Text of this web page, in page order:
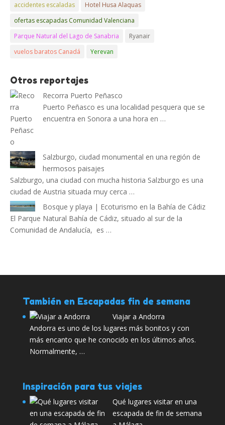
accidentes escaladas
Hotel Husa Alaquas
ofertas escapadas Comunidad Valenciana
Parque Natural del Lago de Sanabria
Ryanair
vuelos baratos Canadá
Yerevan
Otros reportajes
Recorra Puerto Peñasco
Puerto Peñasco es una localidad pesquera que se
encuentra en Sonora a una hora en …
Salzburgo, ciudad monumental en una región de
hermosos paisajes
Salzburgo, una ciudad con mucha historia Salzburgo es una
ciudad de Austria situada muy cerca …
Bosque y playa | Ecoturismo en la Bahía de Cádiz
El Parque Natural Bahía de Cádiz, situado al sur de la
Comunidad de Andalucía, es …
También en Escapadas fin de semana
Viajar a Andorra
Andorra es uno de los lugares más bonitos y con
más encanto que he conocido en los últimos años.
Normalmente, …
Inspiración para tus viajes
Qué lugares visitar en una
escapada de fin de semana